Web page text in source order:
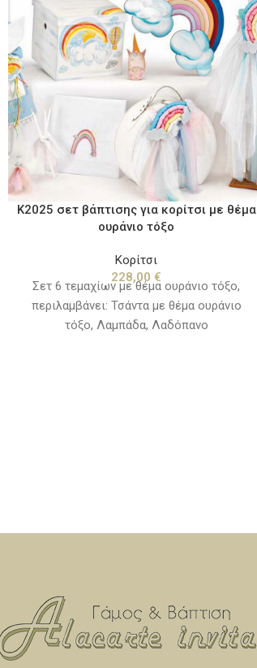
Κ2025 σετ βάπτισης για κορίτσι με θέμα
ουράνιο τόξο
Κορίτσι
228,00 €
Σετ 6 τεμαχίων με θέμα ουράνιο τόξο,
περιλαμβάνει: Τσάντα με θέμα ουράνιο
τόξο, Λαμπάδα, Λαδόπανο